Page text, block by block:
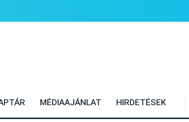
MÉDIAAJÁNLAT HIRDETÉSEK